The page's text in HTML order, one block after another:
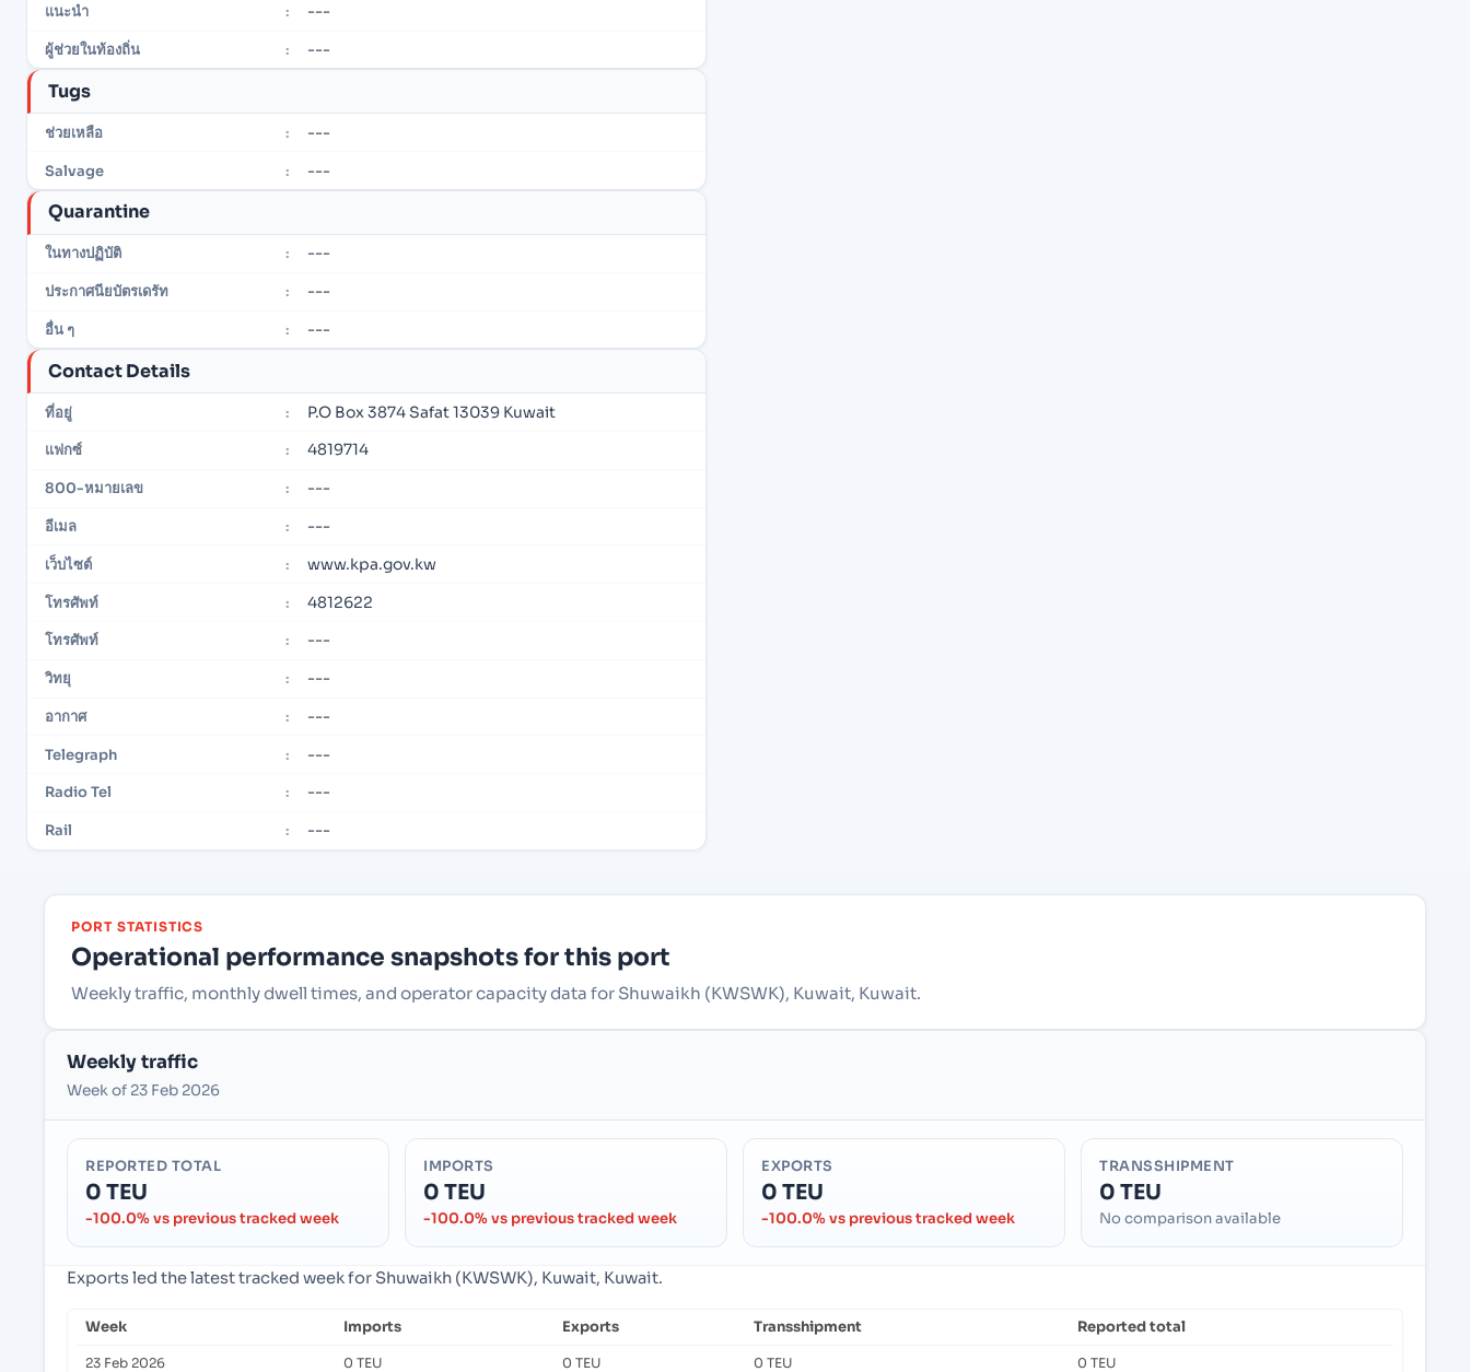
แนะนำ : ---
ผู้ช่วยในท้องถิ่น : ---
Tugs
ช่วยเหลือ : ---
Salvage : ---
Quarantine
ในทางปฏิบัติ : ---
ประกาศนียบัตรเดรัท : ---
อื่น ๆ : ---
Contact Details
ที่อยู่ : P.O Box 3874 Safat 13039 Kuwait
แฟกซ์ : 4819714
800-หมายเลข : ---
อีเมล : ---
เว็บไซต์ : www.kpa.gov.kw
โทรศัพท์ : 4812622
โทรศัพท์ : ---
วิทยุ : ---
อากาศ : ---
Telegraph : ---
Radio Tel : ---
Rail : ---
PORT STATISTICS
Operational performance snapshots for this port
Weekly traffic, monthly dwell times, and operator capacity data for Shuwaikh (KWSWK), Kuwait, Kuwait.
Weekly traffic
Week of 23 Feb 2026
REPORTED TOTAL
0 TEU
-100.0% vs previous tracked week
IMPORTS
0 TEU
-100.0% vs previous tracked week
EXPORTS
0 TEU
-100.0% vs previous tracked week
TRANSSHIPMENT
0 TEU
No comparison available
Exports led the latest tracked week for Shuwaikh (KWSWK), Kuwait, Kuwait.
Week Imports Exports Transshipment Reported total
23 Feb 2026 0 TEU 0 TEU 0 TEU 0 TEU